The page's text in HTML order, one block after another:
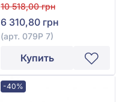
10 518,00 грн
6 310,80 грн
(арт. 079Р 7)
Купить
-40%